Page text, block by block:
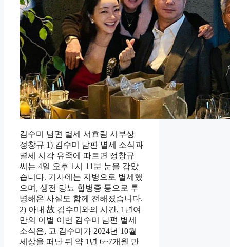
김수미 남편 별세 서효림 시부상
정창규 1) 김수미 남편 별세 소식과
별세 시각 유족에 따르면 정창규
씨는 4일 오후 1시 11분 눈을 감았
습니다. 기사에는 지병으로 별세했
으며, 생전 당뇨 합병증 등으로 투
병해온 사실도 함께 전해졌습니다.
2) 아내 故 김수미와의 시간, 1년여
만의 이별 이번 김수미 남편 별세
소식은, 고 김수미가 2024년 10월
세상을 떠난 뒤 약 1년 6~7개월 만